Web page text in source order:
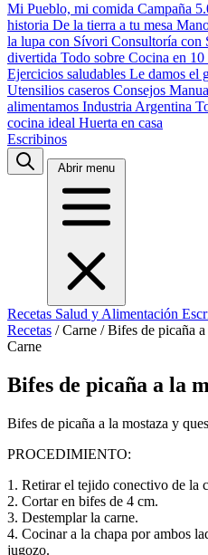
Mi Pueblo, mi comida Campaña
historia De la tierra a tu mesa
la lupa con Sívori Consultoría con
divertida Todo sobre Cocina en 10
Ejercicios saludables Le damos el
Utensilios caseros Consejos
alimentamos Industria Argentina
cocina ideal Huerta en casa
Escribinos
Abrir menu
Recetas Salud y Alimentación
Recetas / Carne / Bifes de picaña
Carne
Bifes de picaña a la
Bifes de picaña a la mostaza y
PROCEDIMIENTO:
1. Retirar el tejido conectivo de la
2. Cortar en bifes de 4 cm.
3. Destemplar la carne.
4. Cocinar a la chapa por ambos
jugozo.